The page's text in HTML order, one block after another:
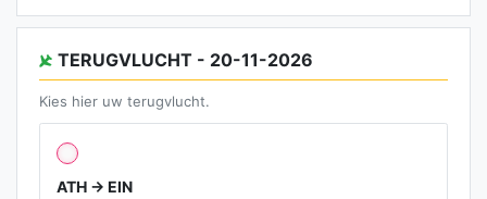
TERUGVLUCHT - 20-11-2026
Kies hier uw terugvlucht.
ATH → EIN